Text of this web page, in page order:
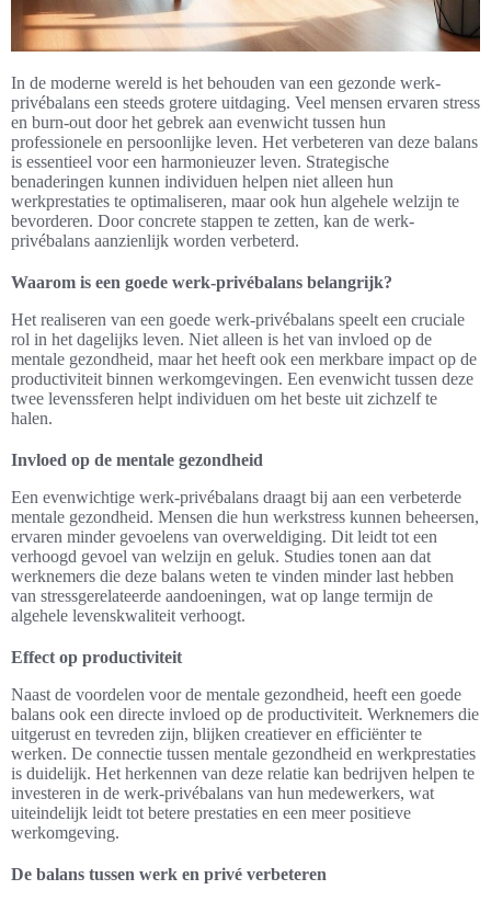
In de moderne wereld is het behouden van een gezonde werk-
privébalans een steeds grotere uitdaging. Veel mensen ervaren stress
en burn-out door het gebrek aan evenwicht tussen hun
professionele en persoonlijke leven. Het verbeteren van deze balans
is essentieel voor een harmonieuzer leven. Strategische
benaderingen kunnen individuen helpen niet alleen hun
werkprestaties te optimaliseren, maar ook hun algehele welzijn te
bevorderen. Door concrete stappen te zetten, kan de werk-
privébalans aanzienlijk worden verbeterd.
Waarom is een goede werk-privébalans belangrijk?
Het realiseren van een goede werk-privébalans speelt een cruciale
rol in het dagelijks leven. Niet alleen is het van invloed op de
mentale gezondheid, maar het heeft ook een merkbare impact op de
productiviteit binnen werkomgevingen. Een evenwicht tussen deze
twee levenssferen helpt individuen om het beste uit zichzelf te
halen.
Invloed op de mentale gezondheid
Een evenwichtige werk-privébalans draagt bij aan een verbeterde
mentale gezondheid. Mensen die hun werkstress kunnen beheersen,
ervaren minder gevoelens van overweldiging. Dit leidt tot een
verhoogd gevoel van welzijn en geluk. Studies tonen aan dat
werknemers die deze balans weten te vinden minder last hebben
van stressgerelateerde aandoeningen, wat op lange termijn de
algehele levenskwaliteit verhoogt.
Effect op productiviteit
Naast de voordelen voor de mentale gezondheid, heeft een goede
balans ook een directe invloed op de productiviteit. Werknemers die
uitgerust en tevreden zijn, blijken creatiever en efficiënter te
werken. De connectie tussen mentale gezondheid en werkprestaties
is duidelijk. Het herkennen van deze relatie kan bedrijven helpen te
investeren in de werk-privébalans van hun medewerkers, wat
uiteindelijk leidt tot betere prestaties en een meer positieve
werkomgeving.
De balans tussen werk en privé verbeteren